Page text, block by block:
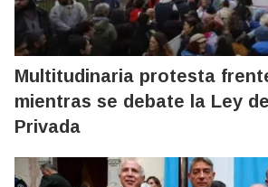
Multitudinaria protesta
mientras se debate la Ley
Privada